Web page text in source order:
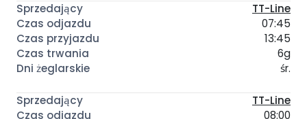
TT-Line
07:45
13:45
6g
śr.
TT-Line
08:00